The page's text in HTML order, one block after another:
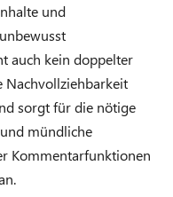
und
auch kein doppelter
Nachvollziehbarkeit
sorgt für die nötige
mündliche
Kommentarfunktionen